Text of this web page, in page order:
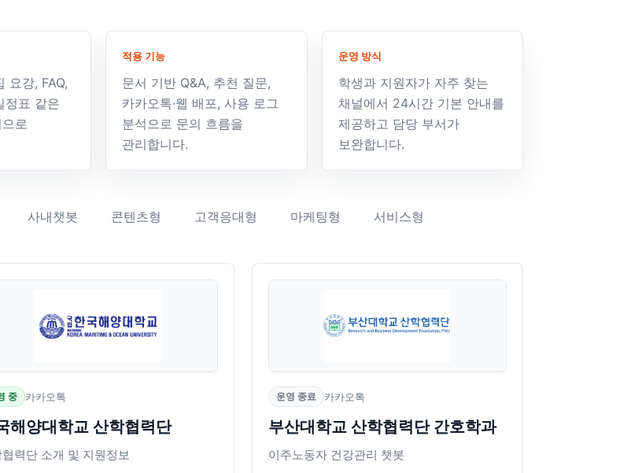
요강, FAQ,
정표 같은
로
적용 기능
문서 기반 Q&A, 추천 질문,
카카오톡·웹 배포, 사용 로그
분석으로 문의 흐름을
관리합니다.
운영 방식
학생과 지원자가 자주 찾는
채널에서 24시간 기본 안내를
제공하고 담당 부서가
보완합니다.
사내챗봇 콘텐츠형 고객응대형 마케팅형 서비스형
중 카카오톡
해양대학교 산학협력단
협력단 소개 및 지원정보
운영 종료 카카오톡
부산대학교 산학협력단 간호학과
이주노동자 건강관리 챗봇